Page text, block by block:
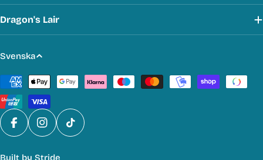
Dragon's Lair
S
p
r
å
k
Svenska
Betalmetoder
FacebookInstagram
TikTok
Built by Stride